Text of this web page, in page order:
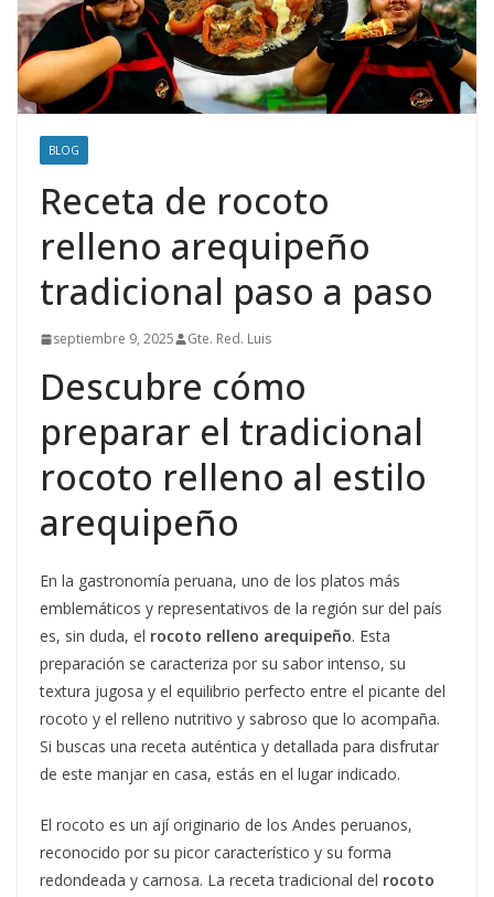
BLOG
Receta de rocoto
relleno arequipeño
tradicional paso a paso
septiembre 9, 2025 Gte. Red. Luis
Descubre cómo
preparar el tradicional
rocoto relleno al estilo
arequipeño
En la gastronomía peruana, uno de los platos más
emblemáticos y representativos de la región sur del país
es, sin duda, el rocoto relleno arequipeño. Esta
preparación se caracteriza por su sabor intenso, su
textura jugosa y el equilibrio perfecto entre el picante del
rocoto y el relleno nutritivo y sabroso que lo acompaña.
Si buscas una receta auténtica y detallada para disfrutar
de este manjar en casa, estás en el lugar indicado.
El rocoto es un ají originario de los Andes peruanos,
reconocido por su picor característico y su forma
redondeada y carnosa. La receta tradicional del rocoto